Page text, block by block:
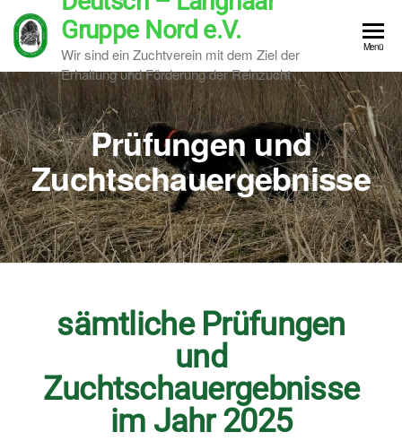
Gruppe Nord e.V.
Wir sind ein Zuchtverein mit dem Ziel der
Erhaltung und Förderung der Reinzucht
Menü
Prüfungen und
Zuchtschauergebnisse
sämtliche Prüfungen
und
Zuchtschauergebnisse
im Jahr 2025